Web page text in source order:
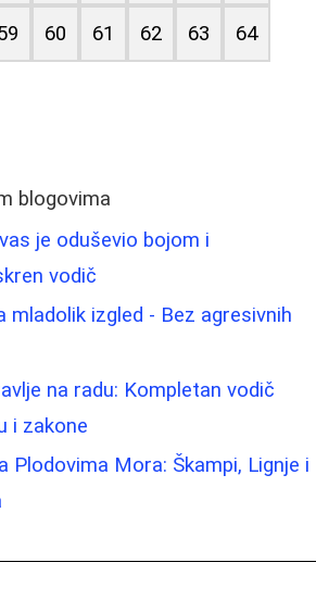
60 61 62 63 64
blogovima
je oduševio bojom i
vodič
mladolik izgled - Bez agresivnih
na radu: Kompletan vodič
i zakone
Plodovima Mora: Škampi, Lignje i